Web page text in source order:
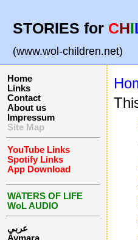
STORIES for CHI
(www.wol-children.net)
Home
Links
Contact
About us
Impressum
Site Map
YouTube Links
Spotify Links
App Download
WATERS OF LIFE
WoL AUDIO
عربي